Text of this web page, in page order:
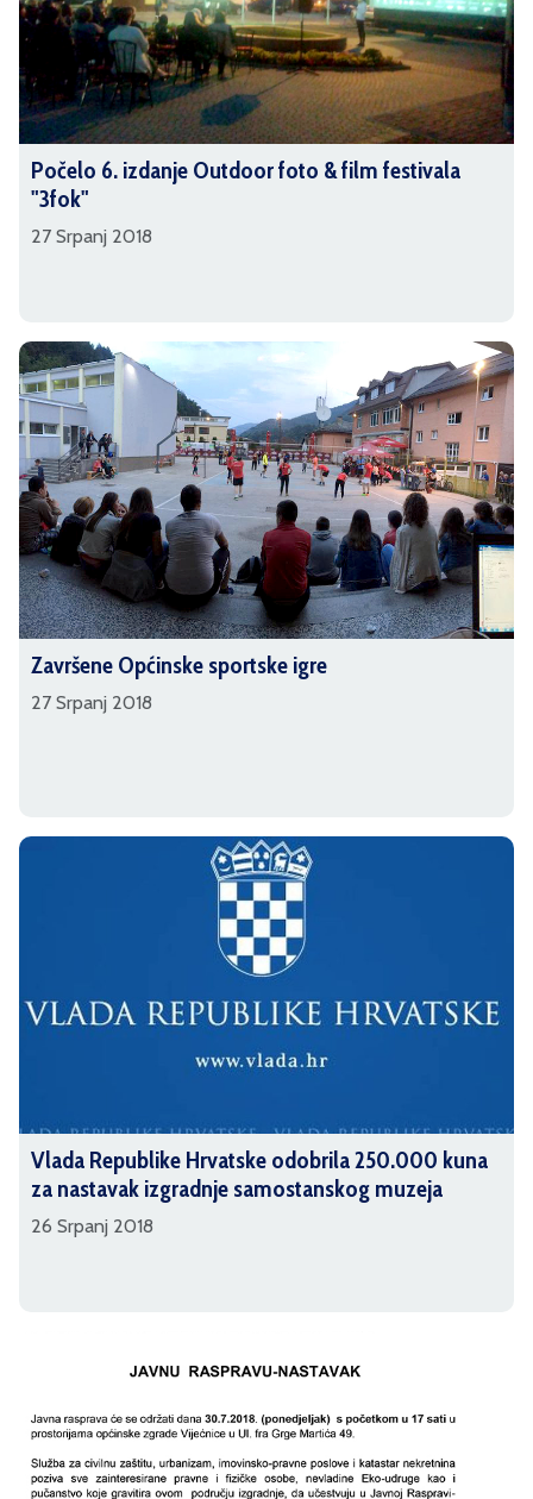
Počelo 6. izdanje Outdoor foto & film festivala
"3fok"
27 Srpanj 2018
Završene Općinske sportske igre
27 Srpanj 2018
Vlada Republike Hrvatske odobrila 250.000 kuna
za nastavak izgradnje samostanskog muzeja
26 Srpanj 2018